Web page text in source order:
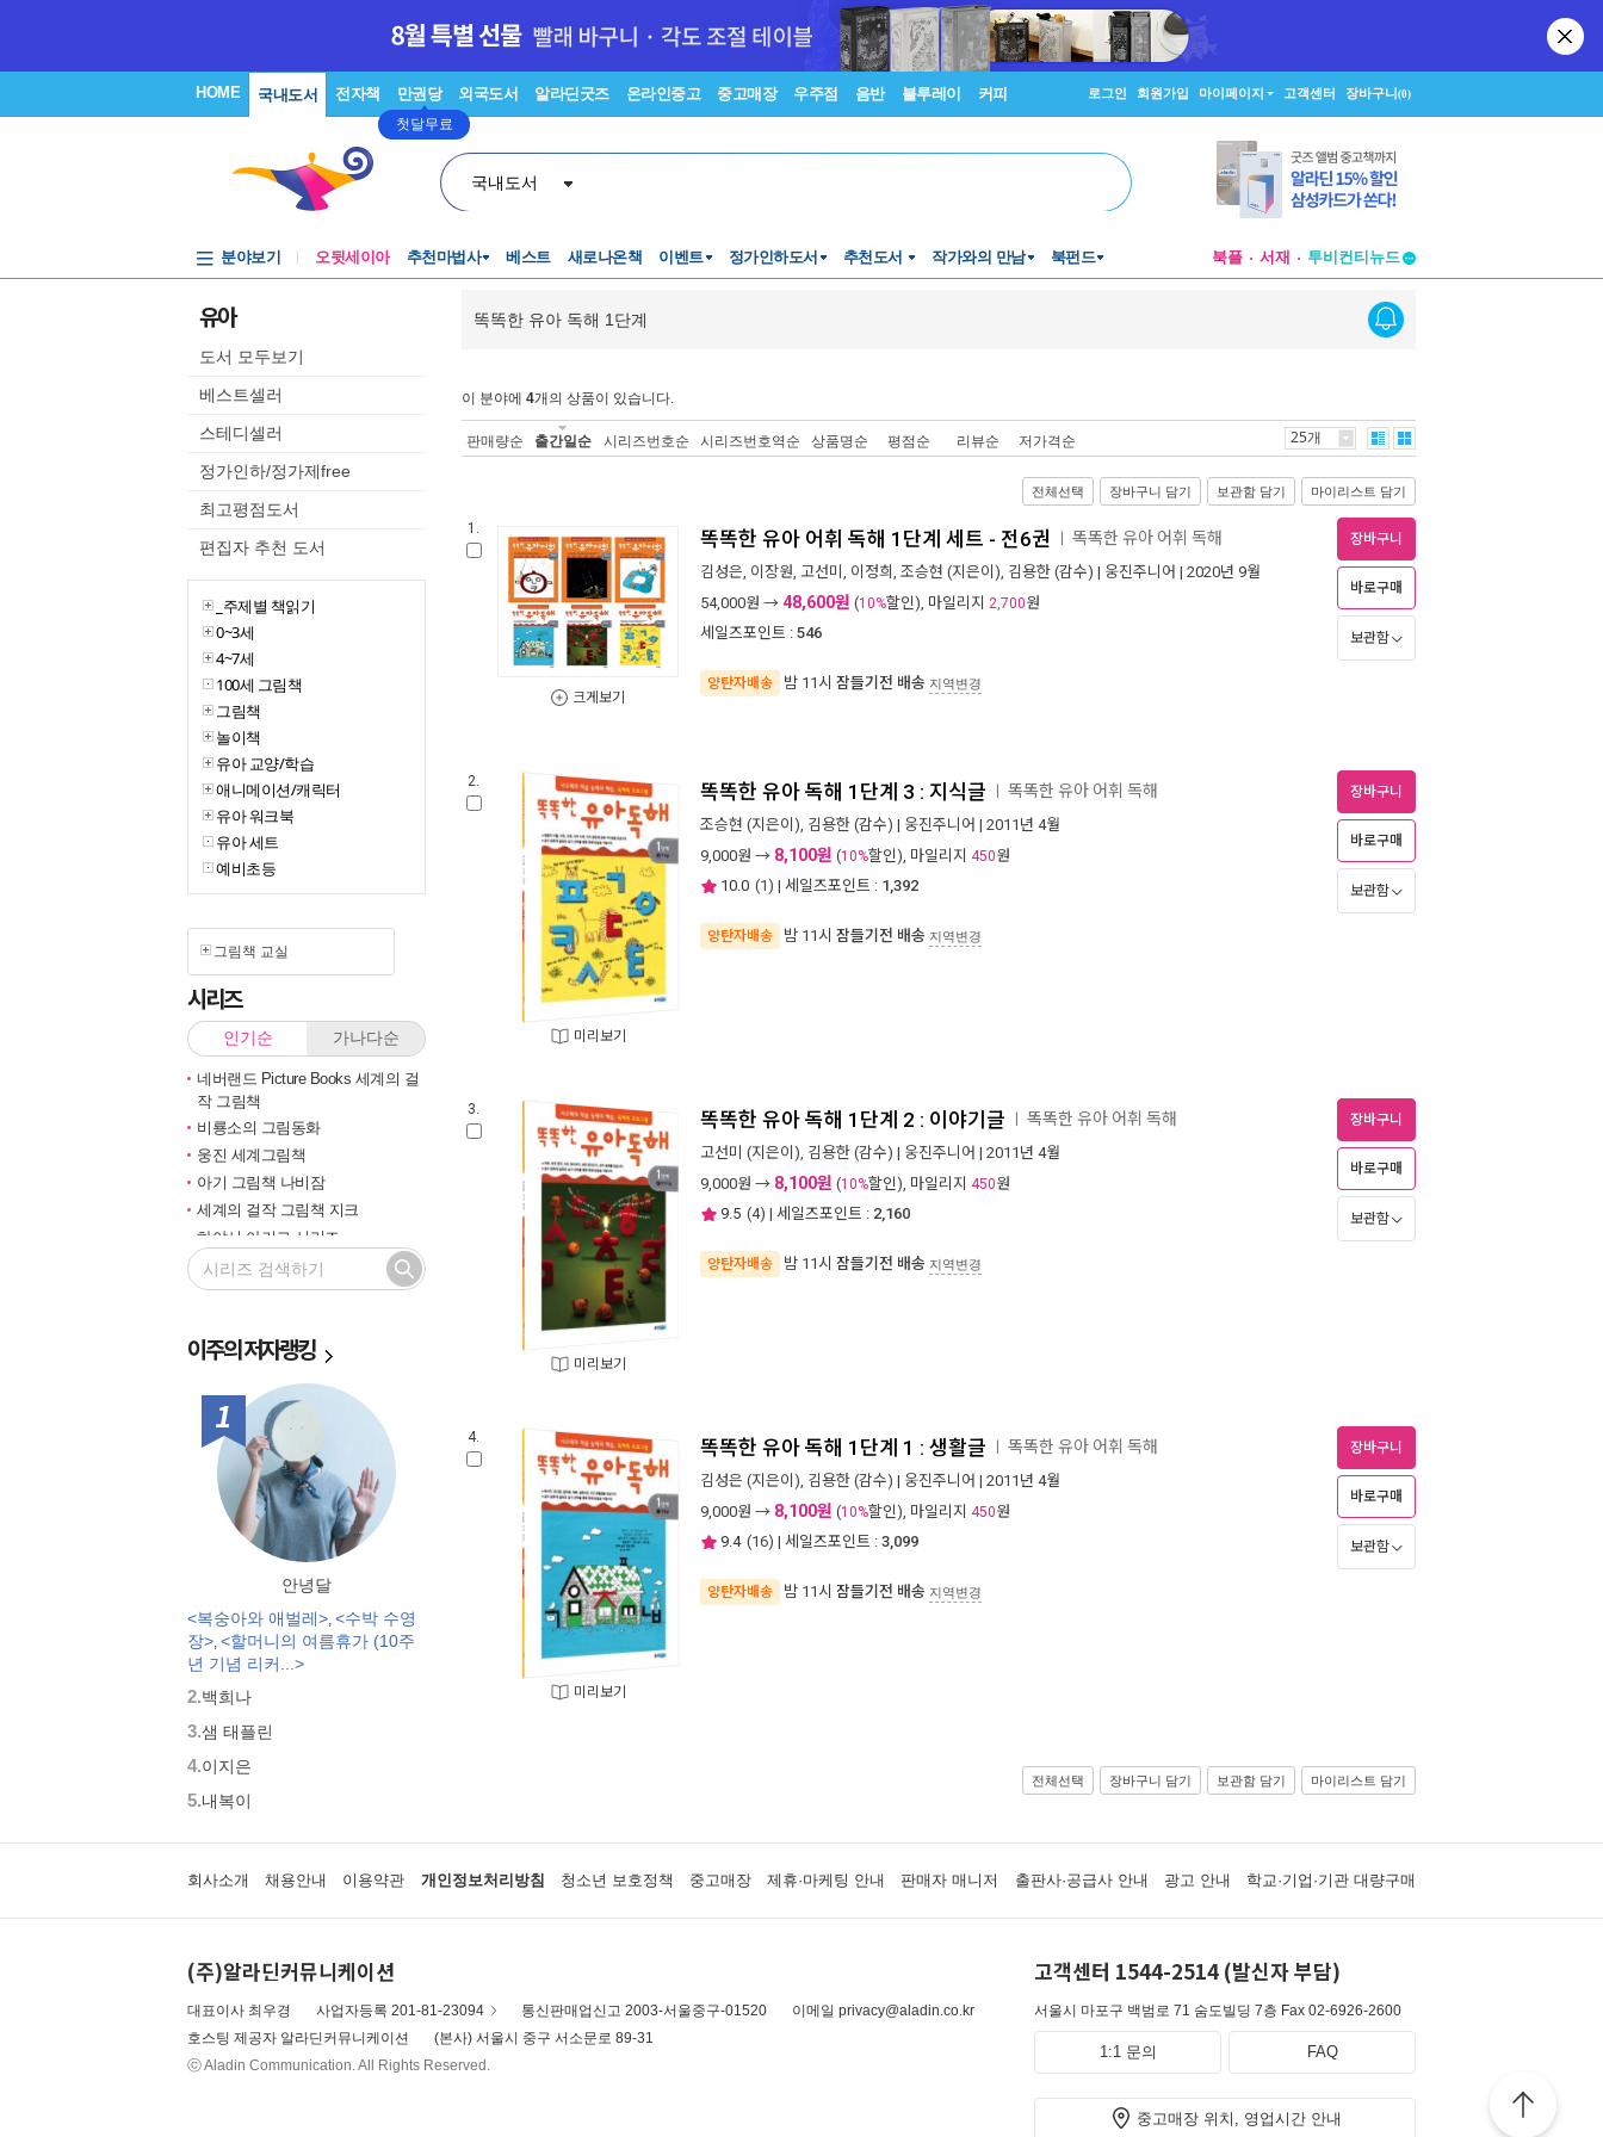
HOME 국내도서 전자책 만권당
첫달무료
외국도서 알라딘굿즈 온라인중고 중고매장 우주점 음반 블루레이 커피 로그인 회원가입 마이페이지 고객센터 장바구니(0)
국내도서
분야보기 오뒷세이아 추천마법사 베스트 새로나온책 이벤트 정가인하도서 추천도서 작가와의 만남 북펀드 북플 서재
투비컨티뉴드
투비컨티뉴드
유아
도서 모두보기
베스트셀러
스테디셀러
정가인하/정가제free
최고평점도서
편집자 추천 도서
_주제별 책읽기
0~3세
4~7세
100세 그림책
그림책
놀이책
유아 교양/학습
애니메이션/캐릭터
유아 워크북
유아 세트
예비초등
그림책 교실
시리즈
인기순 가나다순
네버랜드 Picture Books 세계의 걸
작 그림책
비룡소의 그림동화
웅진 세계그림책
아기 그림책 나비잠
세계의 걸작 그림책 지크
하야시 아키코 시리즈
길벗 기적의 학습법
마루벌의 좋은 그림책
민들레 그림책
비룡소 창작그림책
전통문화 그림책 솔거나라
베틀북 그림책
그림책은 내 친구
미래그림책
비룡소 전래동화
도토리 계절 그림책
옛이야기 그림책 까치호랑이
모두가 친구
벨 이마주
네버랜드 우리 걸작 그림책
비룡소 아기 그림책
세밀화로 그린 보리 아기그림책
붙여도 붙여도 스티커왕
국시꼬랭이 동네
보아요 아기 그림책
비룡소 세계의 옛이야기
과학은 내친구
로렌의 지식 그림책
황금도깨비상 수상작 (그림책)
우리 문화 그림책
이주의저자랭킹
1위
안녕달
<복숭아와 애벌레>, <수박 수영
장>, <할머니의 여름휴가 (10주
년 기념 리커...>
2.백희나
3.샘 태플린
4.이지은
5.내복이
똑똑한 유아 독해 1단계
이 분야에 4개의 상품이 있습니다.
판매량순 출간일순 시리즈번호순 시리즈번호역순 상품명순 평점순 리뷰순 저가격순 25개
전체선택 장바구니 담기 보관함 담기 마이리스트 담기
1.
크게보기
똑똑한 유아 어휘 독해 1단계 세트 - 전6권 똑똑한 유아 어휘 독해
김성은, 이장원, 고선미 , 이정희 , 조승현 (지은이), 김용한 (감수) | 웅진주니어 | 2020년 9월
54,000원 → 48,600원 (10%할인), 마일리지 2,700원
세일즈포인트 : 546
양탄자배송 밤 11시 잠들기전 배송 지역변경
장바구니
바로구매
보관함
2.
미리보기
똑똑한 유아 독해 1단계 3 : 지식글 똑똑한 유아 어휘 독해
조승현 (지은이), 김용한 (감수) | 웅진주니어 | 2011년 4월
9,000원 → 8,100원 (10%할인), 마일리지 450원
10.0 (1) | 세일즈포인트 : 1,392
양탄자배송 밤 11시 잠들기전 배송 지역변경
장바구니
바로구매
보관함
3.
미리보기
똑똑한 유아 독해 1단계 2 : 이야기글 똑똑한 유아 어휘 독해
고선미 (지은이), 김용한 (감수) | 웅진주니어 | 2011년 4월
9,000원 → 8,100원 (10%할인), 마일리지 450원
9.5 (4) | 세일즈포인트 : 2,160
양탄자배송 밤 11시 잠들기전 배송 지역변경
장바구니
바로구매
보관함
4.
미리보기
똑똑한 유아 독해 1단계 1 : 생활글 똑똑한 유아 어휘 독해
김성은 (지은이), 김용한 (감수) | 웅진주니어 | 2011년 4월
9,000원 → 8,100원 (10%할인), 마일리지 450원
9.4 (16) | 세일즈포인트 : 3,099
양탄자배송 밤 11시 잠들기전 배송 지역변경
장바구니
바로구매
보관함
전체선택 장바구니 담기 보관함 담기 마이리스트 담기
회사소개 채용안내 이용약관 개인정보처리방침 청소년 보호정책 중고매장 제휴·마케팅 안내 판매자 매니저 출판사·공급사 안내 광고 안내 학교·기업·기관 대량구매
(주)알라딘커뮤니케이션
대표이사 최우경 사업자등록 201-81-23094 통신판매업신고 2003-서울중구-01520
이메일 privacy@aladin.co.kr
호스팅 제공자 알라딘커뮤니케이션
(본사) 서울시 중구 서소문로 89-31
ⓒ Aladin Communication. All Rights Reserved.
고객센터 1544-2514 (발신자 부담)
서울시 마포구 백범로 71 숨도빌딩 7층 Fax 02-6926-2600
1:1 문의 FAQ
중고매장 위치, 영업시간 안내